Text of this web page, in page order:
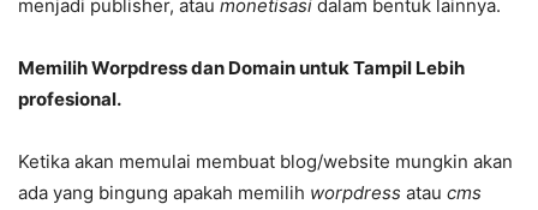
menjadi publisher, atau monetisasi dalam bentuk lainnya.
Memilih Worpdress dan Domain untuk Tampil Lebih
profesional.
Ketika akan memulai membuat blog/website mungkin akan
ada yang bingung apakah memilih worpdress atau cms